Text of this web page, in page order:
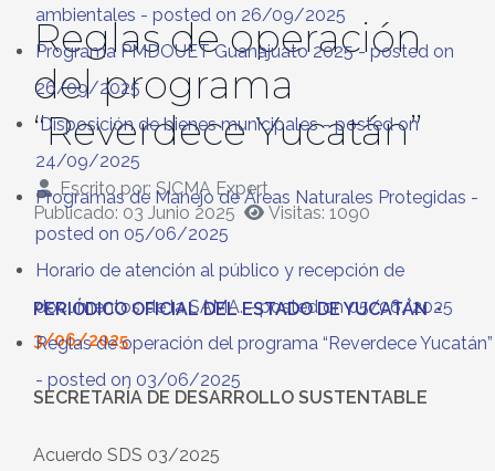
ambientales - posted on 26/09/2025
Programa PMDOUET Guanajuato 2025- posted on
26/09/2025
Disposición de bienes municipales- posted on
24/09/2025
Programas de Manejo de Áreas Naturales Protegidas -
posted on 05/06/2025
Horario de atención al público y recepción de
documentos de la SAMA.- posted on 05/06/2025
Reglas de operación del programa “Reverdece Yucatán”
- posted on 03/06/2025
Reglas de operación
del programa
“Reverdece Yucatán”
Escrito por: SICMA Expert
Publicado: 03 Junio 2025
Visitas: 1090
PERIÓDICO OFICIAL DEL ESTADO DE YUCATÁN•
3/06/2025
SECRETARÍA DE DESARROLLO SUSTENTABLE
Acuerdo SDS 03/2025